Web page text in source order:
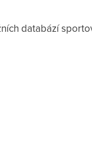
databází